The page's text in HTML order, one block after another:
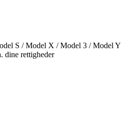
S / Model X / Model 3 / Model Y
dine rettigheder